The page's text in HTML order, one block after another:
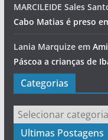
MARCILEIDE Sales
Cabo Matias é preso
Lania Marquizeem
Páscoa a crianças de
Categorias
Categorias
Ultimas Postagens